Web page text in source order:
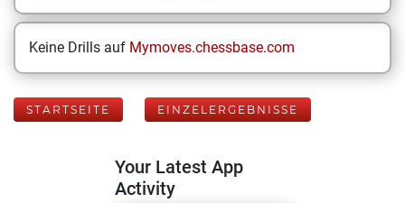
Keine Drills auf Mymoves.chessbase.com
STARTSEITE EINZELERGEBNISSE
Your Latest App
Activity